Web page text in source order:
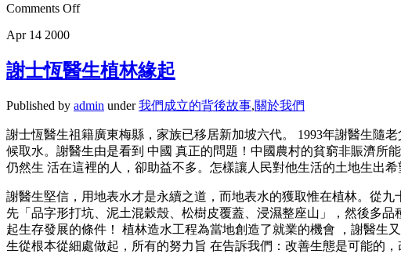
Comments Off
Apr 14 2000
謝士恆醫生植林緣起
Published by admin under我們成立的背後故事,關於我們
謝士恆醫生祖籍廣東梅縣，家族已移居新加坡六代。 1993年謝醫生隨
候取水。謝醫生由是看到 中國 真正的問題！中國農村的貧窮非賑濟所
仍然生 活在這裡的人，卻助益不多。怎樣讓人民對他生活的土地生出希
謝醫生堅信，用地表水才是永續之道，而地表水的獲取惟在植林。從
先「品字形打坑、泥土混穀殼、松樹皮覆蓋、浸濕整座山」，然後多
起生存發展的條件！ 植林造水工程為當地創造了就業的機會 ，謝醫
生從根本從細處做起，所有的努力旨 在告訴我們：改善生態是可能的，